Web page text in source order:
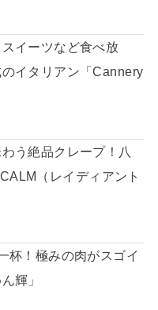
イーツなど食べ放
イタリアン「Cannery
う絶品クレープ！八
（レイディアント
杯！極みの肉がスゴイ
輝」